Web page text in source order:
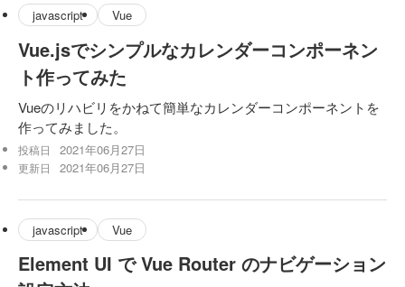
javascript Vue
Vue.jsでシンプルなカレンダーコンポーネン
ト作ってみた
Vueのリハビリをかねて簡単なカレンダーコンポーネントを
作ってみました。
投稿日 2021年06月27日
更新日 2021年06月27日
javascript Vue
Element UI で Vue Router のナビゲーション